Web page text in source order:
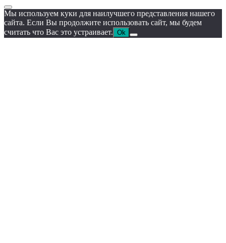
Мы используем куки для наилучшего представления нашего
сайта. Если Вы продолжите использовать сайт, мы будем
считать что Вас это устраивает. Ok